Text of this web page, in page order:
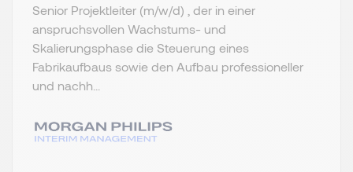
Senior Projektleiter (m/w/d) , der in einer
anspruchsvollen Wachstums- und
Skalierungsphase die Steuerung eines
Fabrikaufbaus sowie den Aufbau professioneller
und nachh...